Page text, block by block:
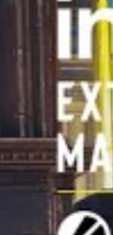
karrigan
Robin" versi
mencapai
nyaris